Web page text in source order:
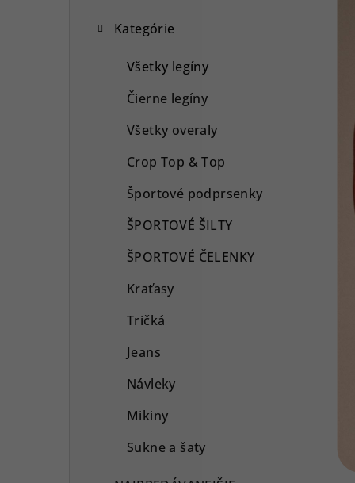
Kategórie
Všetky legíny
Čierne legíny
Všetky overaly
Crop Top & Top
Športové podprsenky
ŠPORTOVÉ ŠILTY
ŠPORTOVÉ ČELENKY
Kraťasy
Tričká
Jeans
Návleky
Mikiny
Sukne a šaty